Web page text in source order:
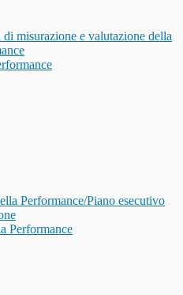
di misurazione e valutazione della
Performance/Piano esecutivo
Performance